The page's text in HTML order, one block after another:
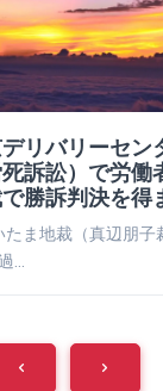
デリバリーセン
訴訟）で労働
勝訴判決を得
ま地裁（真辺朋子
…